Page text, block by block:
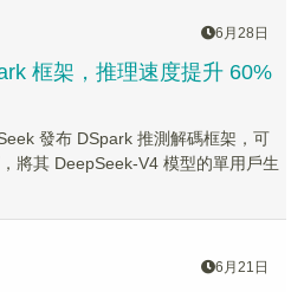
6月28日
框架，推理速度提升 60%
發布 DSpark 推測解碼框架，可
將其 DeepSeek-V4 模型的單用戶生
6月21日